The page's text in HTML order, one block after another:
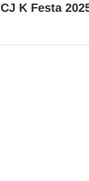
K Festa